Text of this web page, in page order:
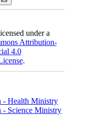
under a
Attribution-
4.0
.
- Health Ministry
- Science Ministry